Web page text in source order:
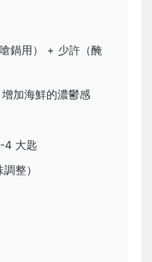
鍋用） + 少許（醃
加海鮮的濃鬱感
4 大匙
整）